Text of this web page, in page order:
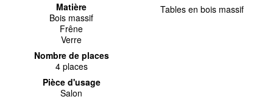
Matière
Bois massif
Frêne
Verre
Nombre de places
4 places
Pièce d'usage
Salon
Tables en bois massif